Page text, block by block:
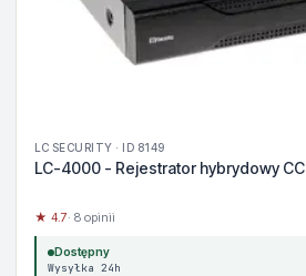
LC SECURITY · ID 8149
LC-4000 - Rejestrator hybrydowy
★ 4.7· 8 opinii
Dostępny
Wysyłka 24h